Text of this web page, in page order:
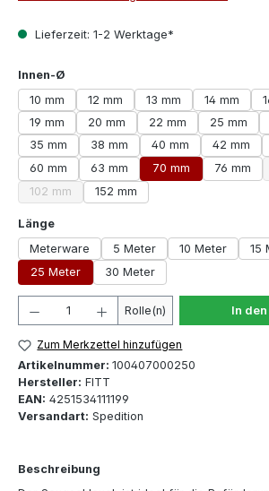
Lieferzeit: 1-2 Werktage*
Innen-Ø
10 mm
12 mm 13 mm 14 mm
19 mm
20 mm 22 mm 25 mm
35 mm
38 mm 40 mm 42 mm
60 mm
63 mm 70 mm 76 mm
102 mm
(Diese Option ist zurzeit nicht verfügbar.)
152 mm
Längeauswählen
Meterware
5 Meter 10 Meter 15
25 Meter
30 Meter
Produkt Anzahl: Gib den
Rolle(n) In
Zum Merkzettel hinzufügen
Artikelnummer: 100407000250
Hersteller: FITT
EAN: 4251534111199
Versandart: Spedition
Beschreibung